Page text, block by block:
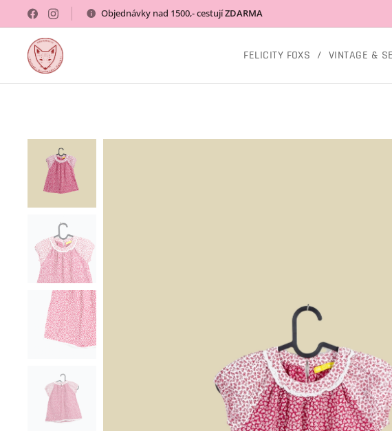
Objednávky nad 1500,- cestujíZDARMA
FELICITY FOXS VINTAGE &